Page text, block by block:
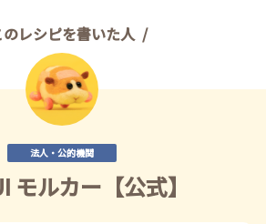
のレシピを書いた人
法人・公的機関
モルカー【公式】